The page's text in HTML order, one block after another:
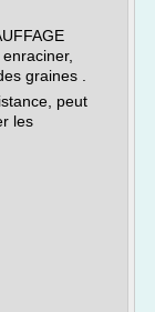
graines .
peut
les